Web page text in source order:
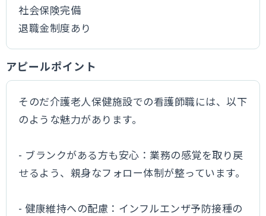
社会保険完備
退職金制度あり
アピールポイント
そのだ介護老人保健施設での看護師職には、以下
のような魅力があります。
- ブランクがある方も安心：業務の感覚を取り戻
せるよう、親身なフォロー体制が整っています。
- 健康維持への配慮：インフルエンザ予防接種の